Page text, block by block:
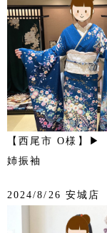
【西尾市 O様】▶
姉振袖
2024/8/26 安城店